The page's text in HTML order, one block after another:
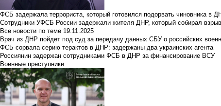
ФСБ задержала террориста, который готовился подорвать чиновника в
Сотрудники УФСБ России задержали жителя ДНР, который собирал
Все новости по теме 19.11.2025
Врач из ДНР пойдет под суд за передачу данных СБУ о российских
ФСБ сорвала серию терактов в ДНР: задержаны два украинских агента
Россиянин задержан сотрудниками ФСБ в ДНР за финансирование ВСУ
Военные преступники